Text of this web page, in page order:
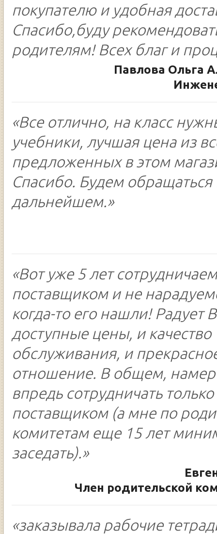
покупателю и удобная
Спасибо,буду
родителям! Всех благ и
Павлова Ольга
«Все отлично, на класс
учебники, лучшая цена из
предложенных в этом
Спасибо. Будем обращаться
дальнейшем.»
«Вот уже 5 лет
поставщиком и не
когда-то его нашли! Радует
доступные цены, и качество
обслуживания, и
отношение. В общем,
впредь сотрудничать
поставщиком (а мне по
комитетам еще 15 лет
заседать).»
Член родительской
«заказывала рабочие